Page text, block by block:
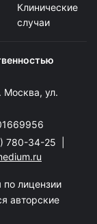
Клинические
случаи
Москва, ул.
780-34-25
по лицензии
авторские